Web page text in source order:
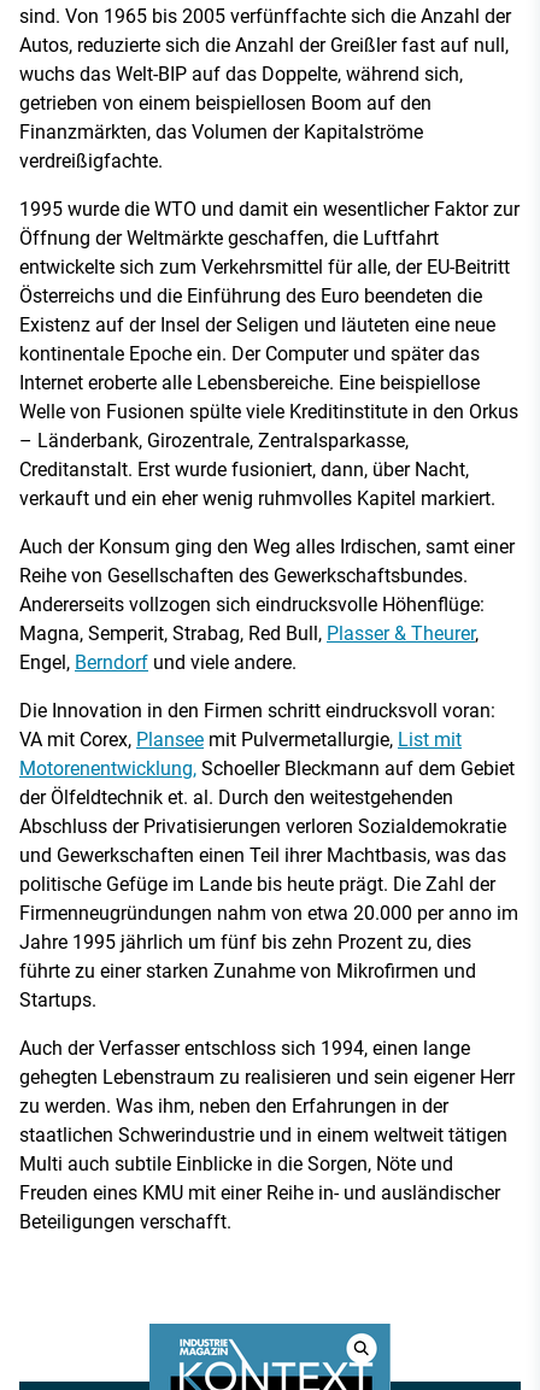
sind. Von 1965 bis 2005 verfünffachte sich die Anzahl der
Autos, reduzierte sich die Anzahl der Greißler fast auf null,
wuchs das Welt-BIP auf das Doppelte, während sich,
getrieben von einem beispiellosen Boom auf den
Finanzmärkten, das Volumen der Kapitalströme
verdreißigfachte.
1995 wurde die WTO und damit ein wesentlicher Faktor zur
Öffnung der Weltmärkte geschaffen, die Luftfahrt
entwickelte sich zum Verkehrsmittel für alle, der EU-Beitritt
Österreichs und die Einführung des Euro beendeten die
Existenz auf der Insel der Seligen und läuteten eine neue
kontinentale Epoche ein. Der Computer und später das
Internet eroberte alle Lebensbereiche. Eine beispiellose
Welle von Fusionen spülte viele Kreditinstitute in den Orkus
– Länderbank, Girozentrale, Zentralsparkasse,
Creditanstalt. Erst wurde fusioniert, dann, über Nacht,
verkauft und ein eher wenig ruhmvolles Kapitel markiert.
Auch der Konsum ging den Weg alles Irdischen, samt einer
Reihe von Gesellschaften des Gewerkschaftsbundes.
Andererseits vollzogen sich eindrucksvolle Höhenflüge:
Magna, Semperit, Strabag, Red Bull, Plasser & Theurer,
Engel, Berndorf und viele andere.
Die Innovation in den Firmen schritt eindrucksvoll voran:
VA mit Corex, Plansee mit Pulvermetallurgie, List mit
Motorenentwicklung, Schoeller Bleckmann auf dem Gebiet
der Ölfeldtechnik et. al. Durch den weitestgehenden
Abschluss der Privatisierungen verloren Sozialdemokratie
und Gewerkschaften einen Teil ihrer Machtbasis, was das
politische Gefüge im Lande bis heute prägt. Die Zahl der
Firmenneugründungen nahm von etwa 20.000 per anno im
Jahre 1995 jährlich um fünf bis zehn Prozent zu, dies
führte zu einer starken Zunahme von Mikrofirmen und
Startups.
Auch der Verfasser entschloss sich 1994, einen lange
gehegten Lebenstraum zu realisieren und sein eigener Herr
zu werden. Was ihm, neben den Erfahrungen in der
staatlichen Schwerindustrie und in einem weltweit tätigen
Multi auch subtile Einblicke in die Sorgen, Nöte und
Freuden eines KMU mit einer Reihe in- und ausländischer
Beteiligungen verschafft.